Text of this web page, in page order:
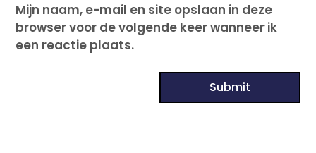
Mijn naam, e-mail en site opslaan in deze
browser voor de volgende keer wanneer ik
een reactie plaats.